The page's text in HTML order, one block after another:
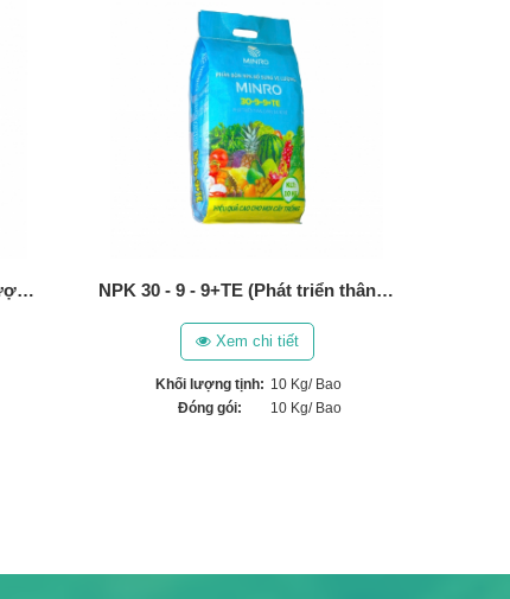
Phân Bánh Dầu (Phân bón vi lượng ViF-MIX) (100ml) NPK 30 - 9 - 9+TE (Phát triển thân, lá, cành, bộ rễ) (10 Kg)
Xem chi tiết
Khối lượng tịnh: 10 Kg/ Bao
Đóng gói:
10 Kg/ Bao